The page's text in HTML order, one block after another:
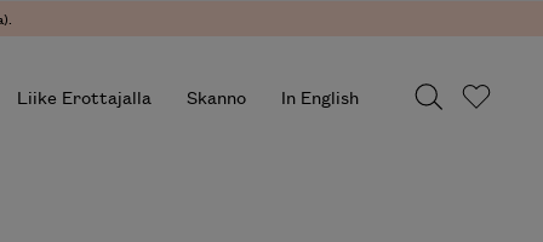
Liike Erottajalla Skanno In English